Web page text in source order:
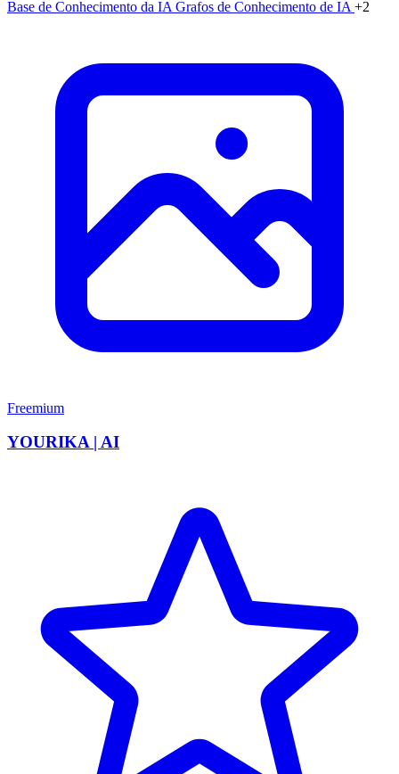
Base de Conhecimento da IA Grafos de Conhecimento de IA +2
Freemium
YOURIKA | AI